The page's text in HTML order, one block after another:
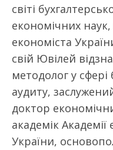
світі
економічних
економіста
свій Ювілей
методолог у сфері
аудиту,
доктор
академік
України,